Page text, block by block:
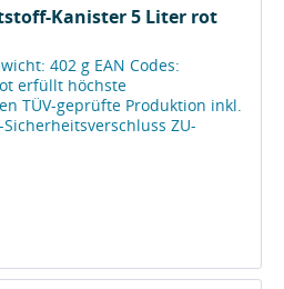
Kanister 5 Liter rot
402 g EAN Codes:
erfüllt höchste
TÜV-geprüfte Produktion inkl.
ZU-